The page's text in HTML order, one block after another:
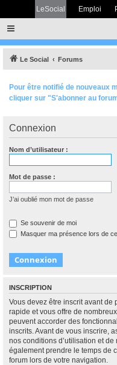
LeSocial Emploi
Le Social Forums
Pour être notifié de nouveaux
cliquer sur "S'abonner au
Connexion
Nom d’utilisateur :
Mot de passe :
J’ai oublié mon mot de passe
Se souvenir de moi
Masquer ma présence lors de
INSCRIPTION
Vous devez être inscrit avant de
rapide et vous offre de
peuvent accorder des
inscrits. Avant de vous inscrire,
nos conditions d’utilisation et
également prendre le temps de
forum lors de votre navigation.